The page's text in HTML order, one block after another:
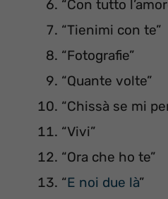
“Con tutto
“Tienimi con te”
“Fotografie”
“Quante volte”
“Chissà se mi
“Vivi”
“Ora che ho te”
“E noi due là”